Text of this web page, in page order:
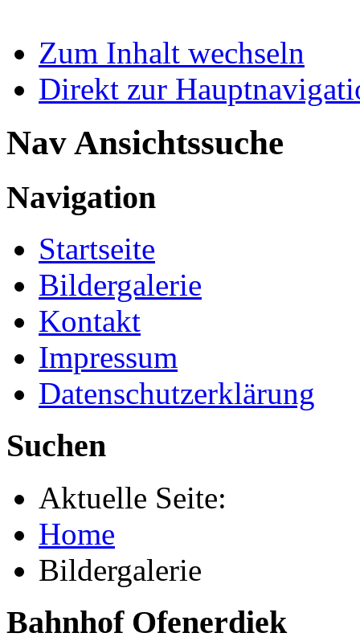
Zum Inhalt wechseln
Direkt zur
Nav Ansichtssuche
Navigation
Startseite
Bildergalerie
Kontakt
Impressum
Datenschutzerklärung
Suchen
Aktuelle Seite:
Home
Bildergalerie
Bahnhof Ofenerdiek